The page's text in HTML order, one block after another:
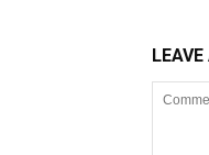
LEAVE